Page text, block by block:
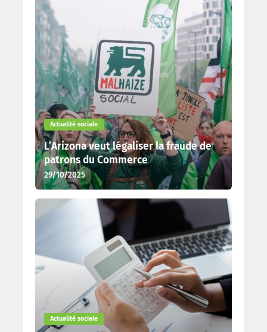
Actualité sociale
L’Arizona veut légaliser la fraude de
patrons du Commerce
29/10/2025
Actualité sociale